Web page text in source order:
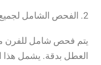
2. الفحص الشامل لجميع أجزاء الفرن
يتم فحص شامل للفرن
العطل بدقة. يشمل